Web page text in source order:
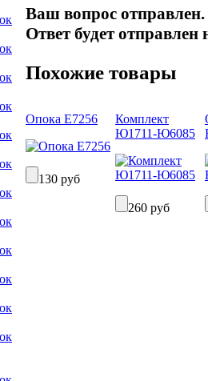
Ваш вопрос отправлен.
Ответ будет
Похожие товары
Опока Е7256
130 руб
Комплект
Ю1711-Ю6085
260 руб